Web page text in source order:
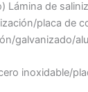
Lámina de
placa de
galvanizado/
inoxidable/